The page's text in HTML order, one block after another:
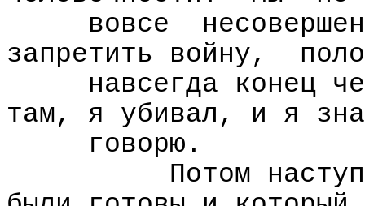
вовсе
запретить войну,
навсегда конец
там, я убивал, и я
говорю.
Потом